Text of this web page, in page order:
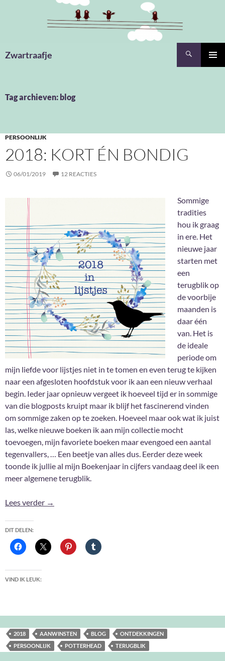
Zwartraafje
Tag archieven: blog
PERSOONLIJK
2018: KORT ÉN BONDIG
06/01/2019 12 REACTIES
Sommige
tradities
hou ik graag
in ere. Het
nieuwe jaar
starten met
een
terugblik op
de voorbije
maanden is
daar één
van. Het is
de ideale
periode om
mijn liefde voor lijstjes niet in te tomen en even terug te kijken
naar een afgesloten hoofdstuk voor ik aan een nieuw verhaal
begin. Ieder jaar opnieuw vergeet ik hoeveel tijd er in sommige
van die blogposts kruipt maar ik blijf het fascinerend vinden
om sommige zaken op te zoeken. Hoeveel maar ook wat ik juist
las, welke nieuwe boeken ik aan mijn collectie mocht
toevoegen, mijn favoriete boeken maar evengoed een aantal
tegenvallers, … Een beetje van alles dus. Eerder deze week
toonde ik jullie al mijn Boekenjaar in cijfers vandaag deel ik een
meer algemene terugblik.
Lees verder 2018: Kort én bondig
→
DIT DELEN:
VIND IK LEUK:
2018 AANWINSTEN BLOG
ONTDEKKINGEN
PERSOONLIJK
POTTERHEAD TERUGBLIK